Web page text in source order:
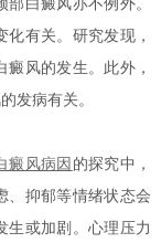
白癜风亦不例外。
有关。研究发现，
风的发生。此外，
发病有关。
癜风病因 的探究中，
、抑郁等情绪状态会
生或加剧。心理压力